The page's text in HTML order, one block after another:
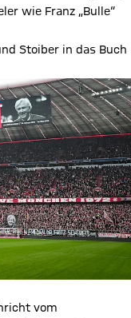
wie Franz „Bulle“
Stoiber in das Buch
vom